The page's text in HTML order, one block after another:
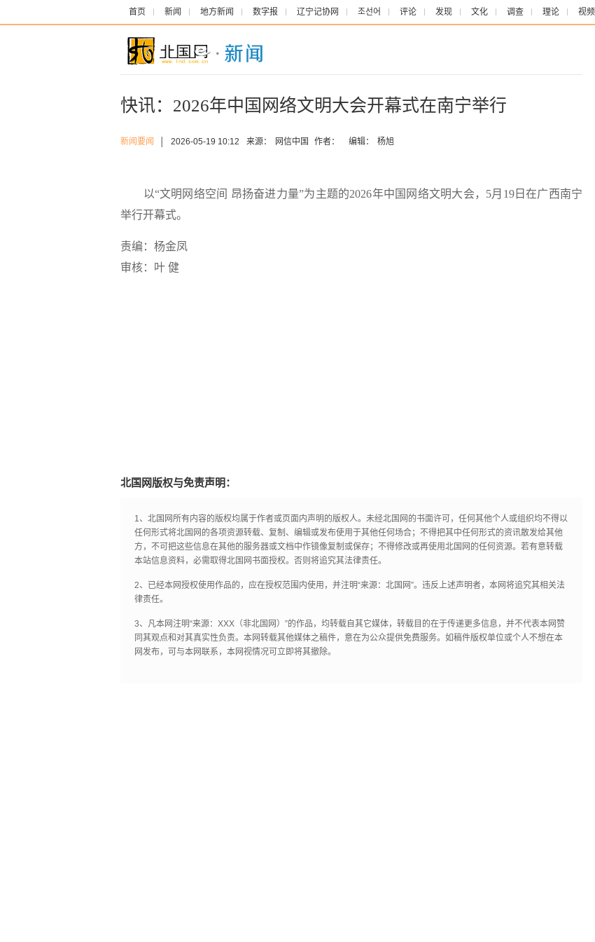
首页 新闻 地方新闻 数字报 辽宁记协网 조선어 评论 发现 文化 调查 理论 视频
快讯：2026年中国网络文明大会开幕式在南宁举行
新闻要闻 2026-05-19 10:12 来源： 网信中国 作者： 编辑： 杨旭
以“文明网络空间 昂扬奋进力量”为主题的2026年中国网络文明大会，5月19日在广西南宁
举行开幕式。
责编：杨金凤
审核：叶 健
北国网版权与免责声明：
1、北国网所有内容的版权均属于作者或页面内声明的版权人。未经北国网的书面许可，任何其他个人或组织均不得以
任何形式将北国网的各项资源转载、复制、编辑或发布使用于其他任何场合；不得把其中任何形式的资讯散发给其他
方，不可把这些信息在其他的服务器或文档中作镜像复制或保存；不得修改或再使用北国网的任何资源。若有意转载
本站信息资料，必需取得北国网书面授权。否则将追究其法律责任。
2、已经本网授权使用作品的，应在授权范围内使用，并注明“来源：北国网”。违反上述声明者，本网将追究其相关法
律责任。
3、凡本网注明“来源：XXX（非北国网）”的作品，均转载自其它媒体，转载目的在于传递更多信息，并不代表本网赞
同其观点和对其真实性负责。本网转载其他媒体之稿件，意在为公众提供免费服务。如稿件版权单位或个人不想在本
网发布，可与本网联系，本网视情况可立即将其撤除。